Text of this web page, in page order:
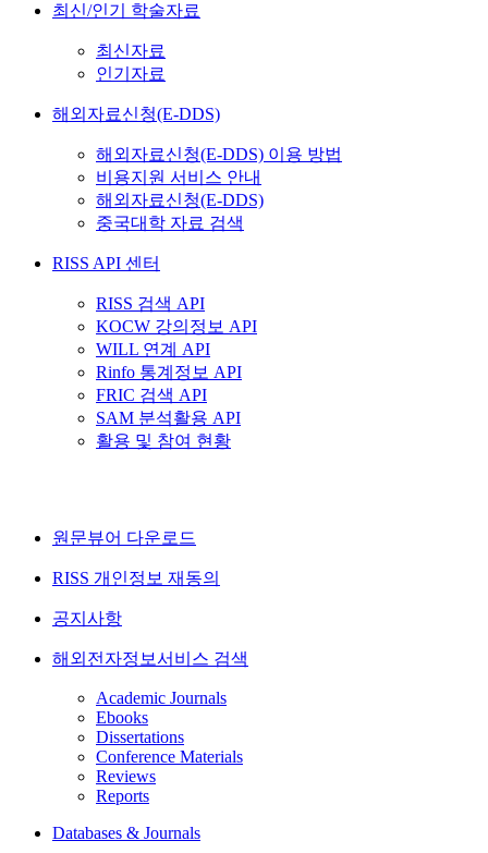
최신/인기 학술자료
최신자료
인기자료
해외자료신청(E-DDS)
해외자료신청(E-DDS) 이용 방법
비용지원 서비스 안내
해외자료신청(E-DDS)
중국대학 자료 검색
RISS API 센터
RISS 검색 API
KOCW 강의정보 API
WILL 연계 API
Rinfo 통계정보 API
FRIC 검색 API
SAM 분석활용 API
활용 및 참여 현황
원문뷰어 다운로드
RISS 개인정보 재동의
공지사항
해외전자정보서비스 검색
Academic Journals
Ebooks
Dissertations
Conference Materials
Reviews
Reports
Databases & Journals